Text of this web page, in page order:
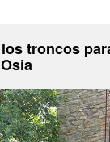
troncos